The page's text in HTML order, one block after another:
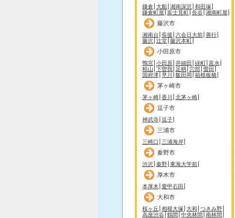
鎌倉 大船 湘南深沢 和田塚
鎌倉町屋 富士見町 長谷 湘南町屋
藤沢市
湘南台 長後 六会日大前 善行
藤沢 辻堂 藤沢本町
小田原市
鴨宮 小田原 井細田 緑町 富水
栢山 下曽我 足柄 穴部 螢田
国府津 早川 飯田岡 箱根板橋
茅ヶ崎市
茅ヶ崎 香川 北茅ヶ崎
逗子市
神武寺 逗子
三浦市
三崎口 三浦海岸
秦野市
渋沢 秦野 東海大学前
厚木市
本厚木 愛甲石田
大和市
桜ヶ丘 相模大塚 大和 つきみ野
高座渋谷 鶴間 中央林間 南林間